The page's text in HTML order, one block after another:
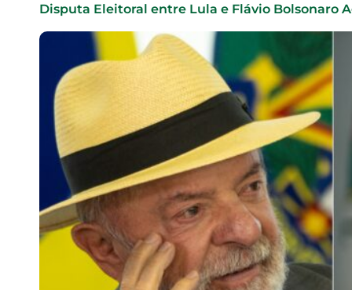
Disputa Eleitoral entre Lula e Flávio Bolsonaro